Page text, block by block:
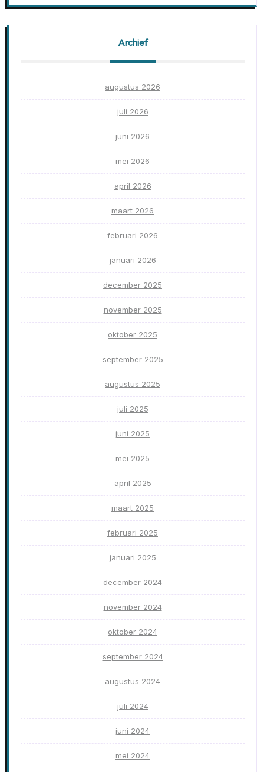
Archief
augustus 2026
juli 2026
juni 2026
mei 2026
april 2026
maart 2026
februari 2026
januari 2026
december 2025
november 2025
oktober 2025
september 2025
augustus 2025
juli 2025
juni 2025
mei 2025
april 2025
maart 2025
februari 2025
januari 2025
december 2024
november 2024
oktober 2024
september 2024
augustus 2024
juli 2024
juni 2024
mei 2024